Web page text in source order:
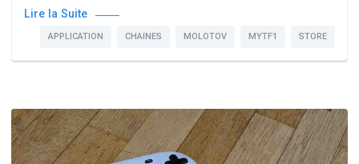
Lire la Suite
APPLICATION CHAINES MOLOTOV MYTF1 STORE